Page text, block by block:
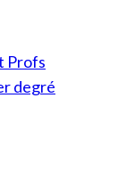
Profs
degré